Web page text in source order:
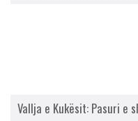
Vallja e Kukësit: Pasuri